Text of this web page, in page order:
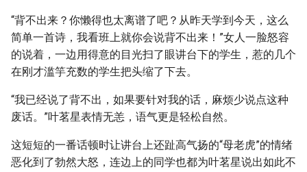
“背不出来？你懒得也太离谱了吧？从昨天学到今天，这么
简单一首诗，我看班上就你会说背不出来！”女人一脸怒容
的说着，一边用得意的目光扫了眼讲台下的学生，惹的几个
在刚才滥竽充数的学生把头缩了下去。
“我已经说了背不出，如果要针对我的话，麻烦少说点这种
废话。”叶茗星表情无恙，语气更是轻松自然。
这短短的一番话顿时让讲台上还趾高气扬的“母老虎”的情绪
恶化到了勃然大怒，连边上的同学也都为叶茗星说出如此不